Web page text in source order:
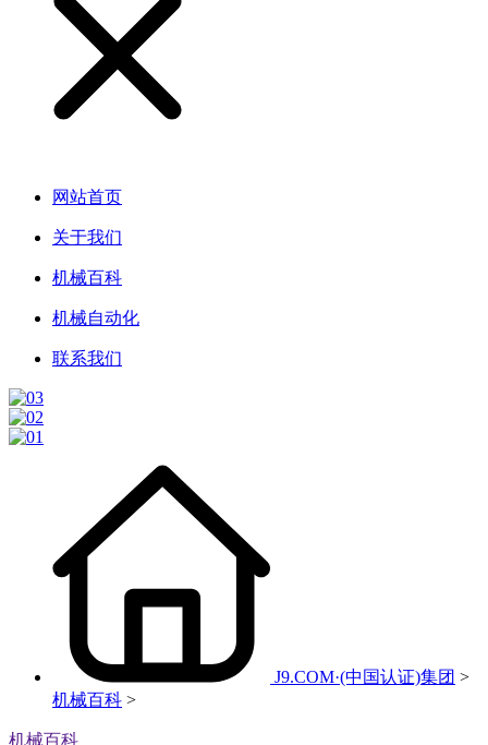
网站首页
关于我们
机械百科
机械自动化
联系我们
J9.COM·(中国认证)集团 >
机械百科 >
机械百科